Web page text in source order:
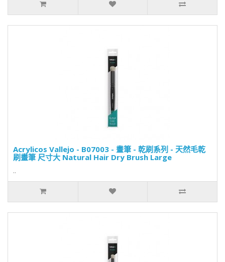
Acrylicos Vallejo - B07003 - 畫筆 - 乾刷系列 - 天然毛乾
刷畫筆 尺寸大 Natural Hair Dry Brush Large
..